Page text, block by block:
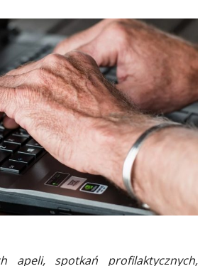
apeli, spotkań profilaktycznych,